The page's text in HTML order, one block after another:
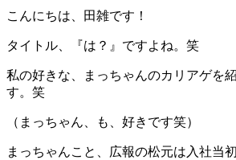
こんにちは、田雑です！
タイトル、『は？』ですよね。笑
私の好きな、まっちゃんのカリアゲを
す。笑
（まっちゃん、も、好きです笑）
まっちゃんこと、広報の松元は入社当